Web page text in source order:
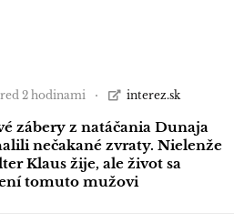
2 hodinami interez.sk
zábery z natáčania Dunaja
nečakané zvraty. Nielenže
Klaus žije, ale život sa
tomuto mužovi